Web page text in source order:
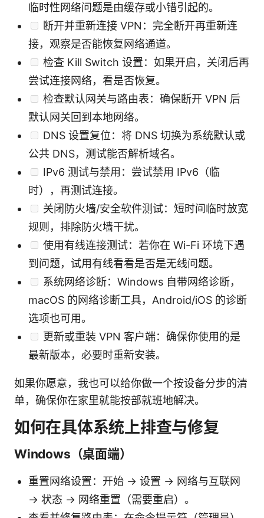
临时性网络问题是由缓存或小错引起的。
断开并重新连接 VPN：完全断开再重新连
接，观察是否能恢复网络通道。
检查 Kill Switch 设置：如果开启，关闭后再
尝试连接网络，看是否恢复。
检查默认网关与路由表：确保断开 VPN 后
默认网关回到本地网络。
DNS 设置复位：将 DNS 切换为系统默认或
公共 DNS，测试能否解析域名。
IPv6 测试与禁用：尝试禁用 IPv6（临
时），再测试连接。
关闭防火墙/安全软件测试：短时间临时放宽
规则，排除防火墙干扰。
使用有线连接测试：若你在 Wi-Fi 环境下遇
到问题，试用有线看看是否是无线问题。
系统网络诊断：Windows 自带网络诊断，
macOS 的网络诊断工具，Android/iOS 的诊断
选项也可用。
更新或重装 VPN 客户端：确保你使用的是
最新版本，必要时重新安装。
如果你愿意，我也可以给你做一个按设备分步的清
单，确保你在家里就能按部就班地解决。
如何在具体系统上排查与修复
Windows（桌面端）
重置网络设置：开始 → 设置 → 网络与互联网
→ 状态 → 网络重置（需要重启）。